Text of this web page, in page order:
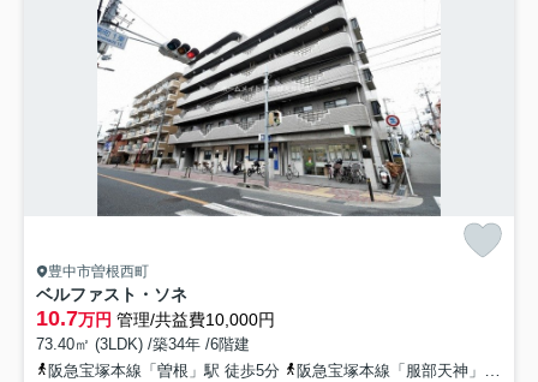
豊中市曽根西町
ベルファスト・ソネ
10.7万円 管理/共益費10,000円
73.40㎡ (3LDK) /築34年 /6階建
阪急宝塚本線「曽根」駅 徒歩5分
阪急宝塚本線「服部天神」駅 徒歩13分